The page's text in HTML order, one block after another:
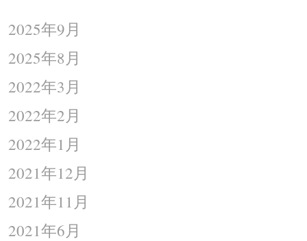
2025年9月
2025年8月
2022年3月
2022年2月
2022年1月
2021年12月
2021年11月
2021年6月